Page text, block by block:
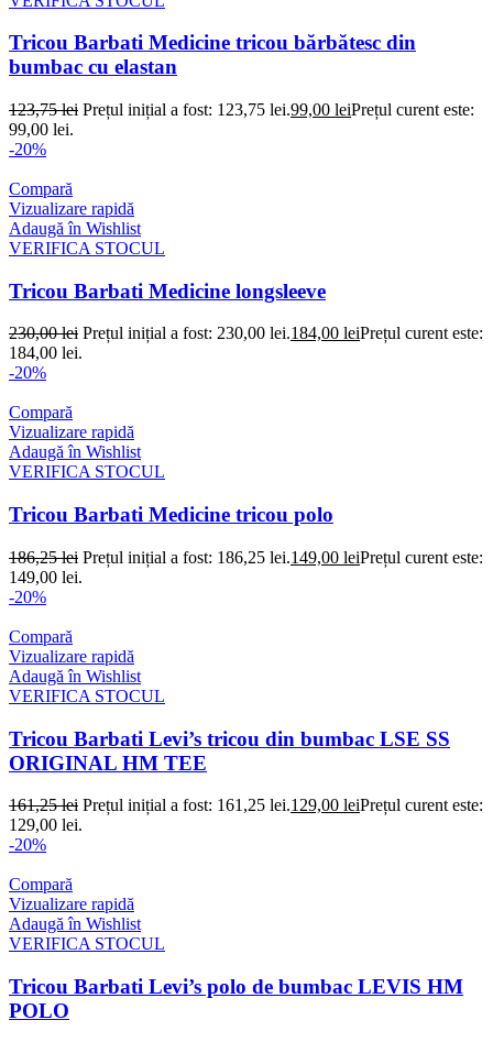
Tricou Barbati Medicine tricou bărbătesc din
bumbac cu elastan
123,75lei Prețul inițial a fost: 123,75 lei.99,00 leiPrețul curent este:
99,00 lei.
-20%
Compară
Vizualizare rapidă
Adaugă în Wishlist
VERIFICA STOCUL
Tricou Barbati Medicine longsleeve
230,00lei Prețul inițial a fost: 230,00 lei.184,00 leiPrețul curent este:
184,00 lei.
-20%
Compară
Vizualizare rapidă
Adaugă în Wishlist
VERIFICA STOCUL
Tricou Barbati Medicine tricou polo
186,25lei Prețul inițial a fost: 186,25 lei.149,00 leiPrețul curent este:
149,00 lei.
-20%
Compară
Vizualizare rapidă
Adaugă în Wishlist
VERIFICA STOCUL
Tricou Barbati Levi’s tricou din bumbac LSE SS
ORIGINAL HM TEE
161,25lei Prețul inițial a fost: 161,25 lei.129,00 leiPrețul curent este:
129,00 lei.
-20%
Compară
Vizualizare rapidă
Adaugă în Wishlist
VERIFICA STOCUL
Tricou Barbati Levi’s polo de bumbac LEVIS HM
POLO